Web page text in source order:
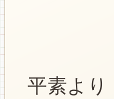
平素より